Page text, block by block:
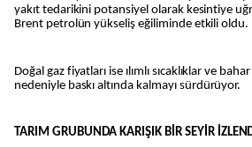
yakıt tedarikini potansiyel olarak kesintiye
Brent petrolün yükseliş eğiliminde etkili oldu.
Doğal gaz fiyatları ise ılımlı sıcaklıklar ve
nedeniyle baskı altında kalmayı sürdürüyor.
TARIM GRUBUNDA KARIŞIK BİR SEYİR